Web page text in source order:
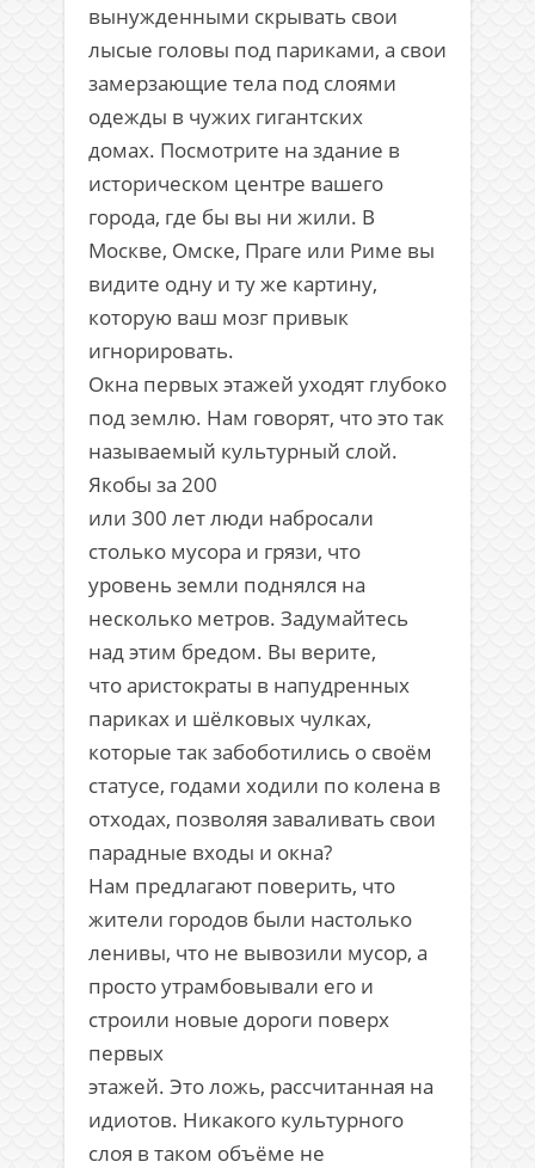
вынужденными скрывать свои
лысые головы под париками, а свои
замерзающие тела под слоями
одежды в чужих гигантских
домах. Посмотрите на здание в
историческом центре вашего
города, где бы вы ни жили. В
Москве, Омске, Праге или Риме вы
видите одну и ту же картину,
которую ваш мозг привык
игнорировать.
Окна первых этажей уходят глубоко
под землю. Нам говорят, что это так
называемый культурный слой.
Якобы за 200
или 300 лет люди набросали
столько мусора и грязи, что
уровень земли поднялся на
несколько метров. Задумайтесь
над этим бредом. Вы верите,
что аристократы в напудренных
париках и шёлковых чулках,
которые так забоботились о своём
статусе, годами ходили по колена в
отходах, позволяя заваливать свои
парадные входы и окна?
Нам предлагают поверить, что
жители городов были настолько
ленивы, что не вывозили мусор, а
просто утрамбовывали его и
строили новые дороги поверх
первых
этажей. Это ложь, рассчитанная на
идиотов. Никакого культурного
слоя в таком объёме не